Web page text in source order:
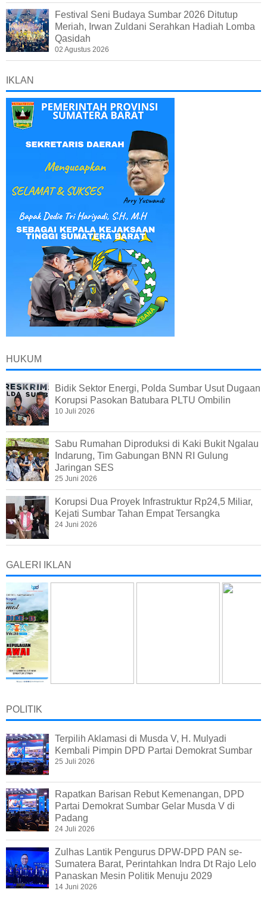
Festival Seni Budaya Sumbar 2026 Ditutup
Meriah, Irwan Zuldani Serahkan Hadiah Lomba
Qasidah
02 Agustus 2026
IKLAN
HUKUM
Bidik Sektor Energi, Polda Sumbar Usut Dugaan
Korupsi Pasokan Batubara PLTU Ombilin
10 Juli 2026
Sabu Rumahan Diproduksi di Kaki Bukit Ngalau
Indarung, Tim Gabungan BNN RI Gulung
Jaringan SES
25 Juni 2026
Korupsi Dua Proyek Infrastruktur Rp24,5 Miliar,
Kejati Sumbar Tahan Empat Tersangka
24 Juni 2026
GALERI IKLAN
POLITIK
Terpilih Aklamasi di Musda V, H. Mulyadi
Kembali Pimpin DPD Partai Demokrat Sumbar
25 Juli 2026
Rapatkan Barisan Rebut Kemenangan, DPD
Partai Demokrat Sumbar Gelar Musda V di
Padang
24 Juli 2026
Zulhas Lantik Pengurus DPW-DPD PAN se-
Sumatera Barat, Perintahkan Indra Dt Rajo Lelo
Panaskan Mesin Politik Menuju 2029
14 Juni 2026